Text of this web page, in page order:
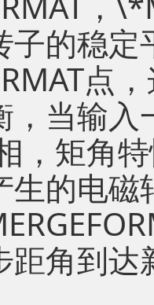
子的稳
点
，当输
，矩角
生的电磁
角到达